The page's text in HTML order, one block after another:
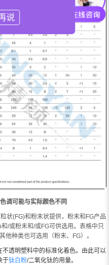
调可能与实际颜色不同
状(FG)和粉末状提供，粉末和FG产品
/或粉末和/或FG可供选用。表格中只
他种类也可选用（粉末、FG）。
透明塑料中的标准化着色。由此可以
于钛白粉/二氧化钛的用量。
说